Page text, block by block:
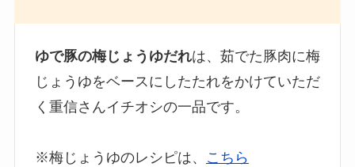
ゆで豚の梅じょうゆだれは、茹でた豚肉に梅
じょうゆをベースにしたたれをかけていただ
く重信さんイチオシの一品です。
※梅じょうゆのレシピは、 こちら